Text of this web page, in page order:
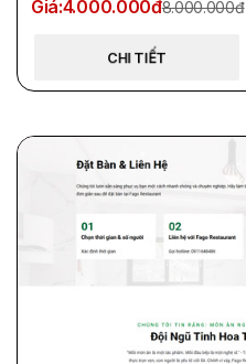
Giá:4.000.000đ8.000.000đ
CHI TIẾT